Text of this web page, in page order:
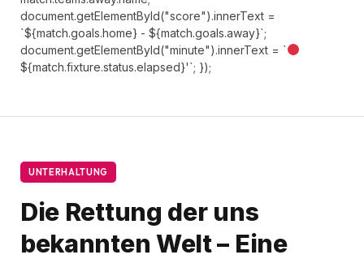
document.getElementById("score").innerText =
`${match.goals.home} - ${match.goals.away}`;
document.getElementById("minute").innerText = `
${match.fixture.status.elapsed}'`; });
UNTERHALTUNG
Die Rettung der uns
bekannten Welt – Eine